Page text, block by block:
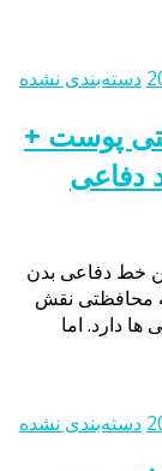
دسته‌بندی نشده
پوست +
دفاعی
خط دفاعی بدن
محافظتی نقش
دارد. اما
دسته‌بندی نشده